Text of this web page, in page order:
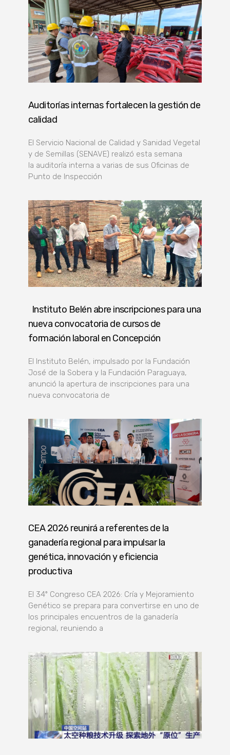
Auditorías internas fortalecen la gestión de
calidad
El Servicio Nacional de Calidad y Sanidad Vegetal
y de Semillas (SENAVE) realizó esta semana
la auditoría interna a varias de sus Oficinas de
Punto de Inspección
Instituto Belén abre inscripciones para una
nueva convocatoria de cursos de
formación laboral en Concepción
El Instituto Belén, impulsado por la Fundación
José de la Sobera y la Fundación Paraguaya,
anunció la apertura de inscripciones para una
nueva convocatoria de
CEA 2026 reunirá a referentes de la
ganadería regional para impulsar la
genética, innovación y eficiencia
productiva
El 34º Congreso CEA 2026: Cría y Mejoramiento
Genético se prepara para convertirse en uno de
los principales encuentros de la ganadería
regional, reuniendo a